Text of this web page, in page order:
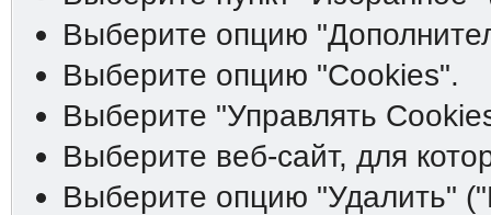
Выберите опцию
Выберите опцию "Cookies".
Выберите "Управлять
Выберите веб-сайт, для
Выберите опцию "Удалить"